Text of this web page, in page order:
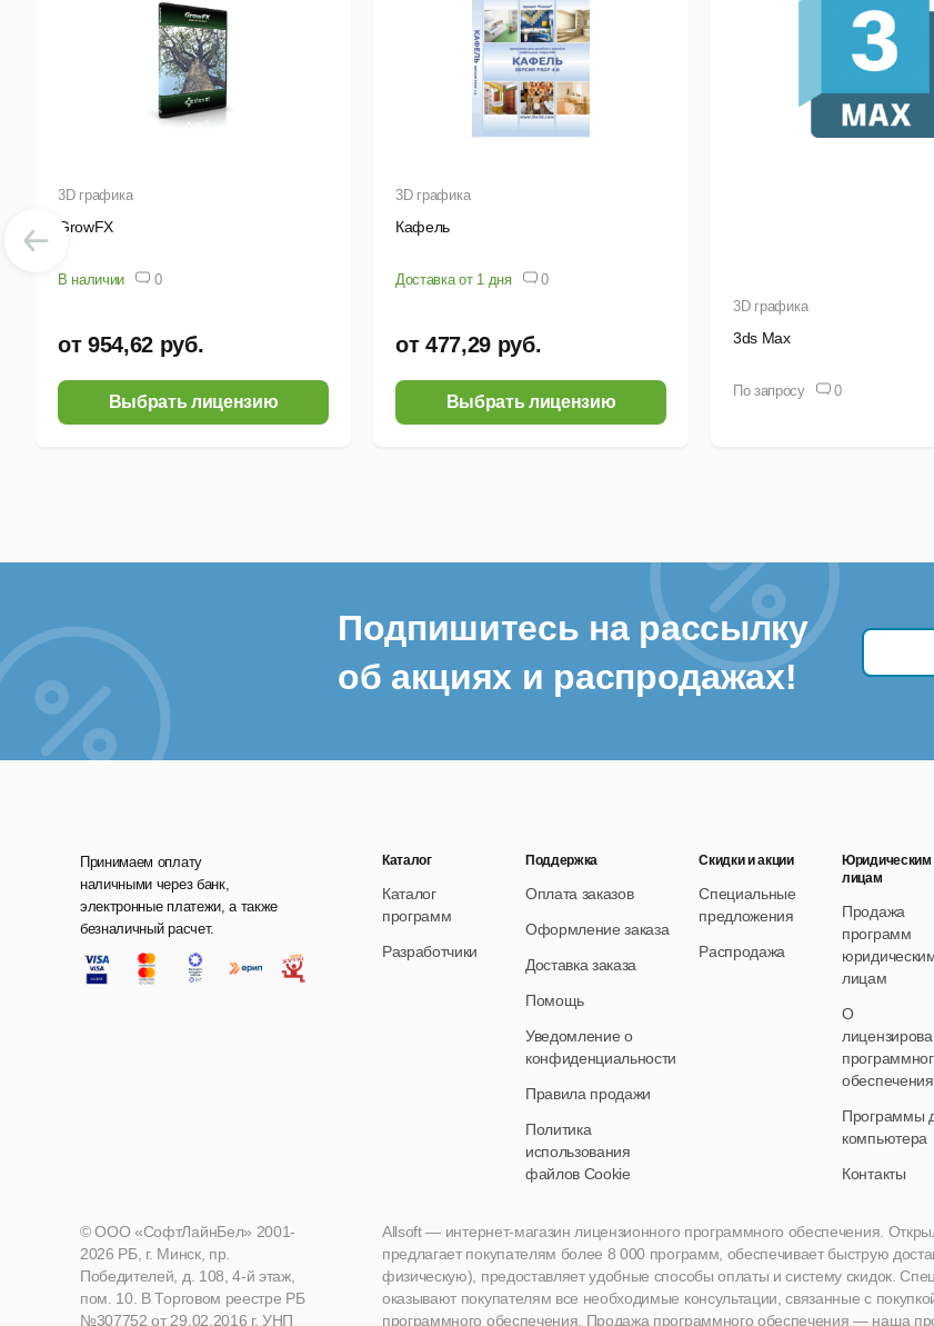
сэкономит ваши силы, время и деньги. Вы можете
Тогда реализовать проект будет гораздо проще! Его
магазине мебели. А чтобы вернуться к редактированию
Освоить программу сможет пользователь любого
официальном сайте или обратиться в техподдержку.
3D графика
GrowFX
В наличии 0
от 954,62 руб.
Выбрать лицензию
3D графика
Кафель
Доставка от 1 дня 0
от 477,29 руб.
Выбрать лицензию
3D графика
3ds Max
По запросу 0
Подпишитесь на рассылку
об акциях и распродажах!
Принимаем оплату
наличными через банк,
электронные платежи, а также
безналичный расчет.
Каталог
Каталог
программ
Разработчики
Поддержка
Оплата заказов
Оформление заказа
Доставка заказа
Помощь
Уведомление о
конфиденциальности
Правила продажи
Политика
использования
файлов Cookie
Скидки и акции
Специальные
предложения
Распродажа
Юридическим
лицам
Продажа
программ
лицам
О
обеспечения
Программы
компьютера
Контакты
Allsoft — интернет-магазин лицензионного программного обеспечения.
предлагает покупателям более 8 000 программ, обеспечивает быструю
физическую), предоставляет удобные способы оплаты и систему скидок.
оказывают покупателям все необходимые консультации, связанные с
программного обеспечения. Продажа программного обеспечения — наша
© ООО «СофтЛайнБел» 2001-
2026 РБ, г. Минск, пр.
Победителей, д. 108, 4-й этаж,
пом. 10. В Торговом реестре РБ
№307752 от 29.02.2016 г. УНП